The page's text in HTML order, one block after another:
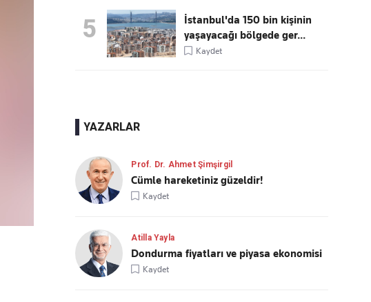
5
İstanbul'da 150 bin kişinin
yaşayacağı bölgede ger...
Kaydet
YAZARLAR
Prof. Dr. Ahmet Şimşirgil
Cümle hareketiniz güzeldir!
Kaydet
Atilla Yayla
Dondurma fiyatları ve piyasa ekonomisi
Kaydet